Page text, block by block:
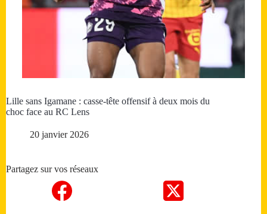
Lille sans Igamane : casse-tête offensif à deux mois du
choc face au RC Lens
20 janvier 2026
Partagez sur vos réseaux